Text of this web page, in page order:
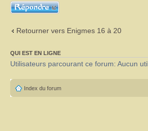
Répondre
Retourner vers Enigmes 16 à 20
QUI EST EN LIGNE
Utilisateurs parcourant ce forum: Aucun
Index du forum